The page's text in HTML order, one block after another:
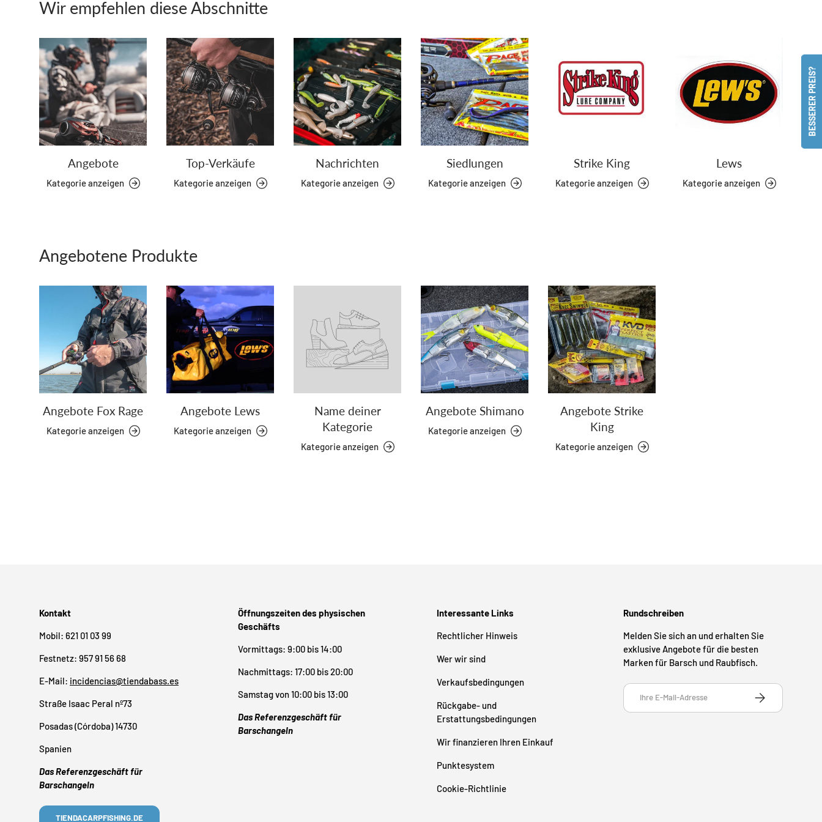
Wir empfehlen diese Abschnitte
Angebote
Kategorie anzeigen
Top-Verkäufe
Kategorie anzeigen
Nachrichten
Kategorie anzeigen
Siedlungen
Kategorie anzeigen
Strike King
Kategorie anzeigen
Lews
Kategorie anzeigen
Angebotene Produkte
Angebote Fox Rage
Kategorie anzeigen
Angebote Lews
Kategorie anzeigen
Name deiner
Kategorie
Kategorie anzeigen
Angebote Shimano
Kategorie anzeigen
Angebote Strike
King
Kategorie anzeigen
Kontakt
Mobil: 621 01 03 99
Festnetz: 957 91 56 68
E-Mail: incidencias@tiendabass.es
Straße Isaac Peral nº73
Posadas (Córdoba) 14730
Spanien
Das Referenzgeschäft für
Barschangeln
TIENDACARPFISHING.DE
Öffnungszeiten des physischen
Geschäfts
Vormittags: 9:00 bis 14:00
Nachmittags: 17:00 bis 20:00
Samstag von 10:00 bis 13:00
Das Referenzgeschäft für
Barschangeln
Interessante Links
Rechtlicher Hinweis
Wer wir sind
Verkaufsbedingungen
Rückgabe- und
Erstattungsbedingungen
Wir finanzieren Ihren Einkauf
Punktesystem
Cookie-Richtlinie
Rundschreiben
Melden Sie sich an und erhalten Sie
exklusive Angebote für die besten
Marken für Barsch und Raubfisch.
E-Mail
ABONNIEREN
BESSERER PREIS?